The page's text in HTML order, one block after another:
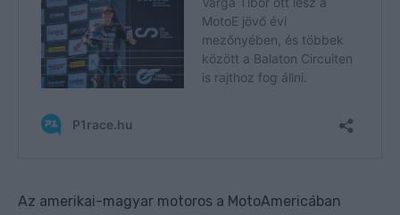
Az amerikai-magyar motoros a MotoAmericában